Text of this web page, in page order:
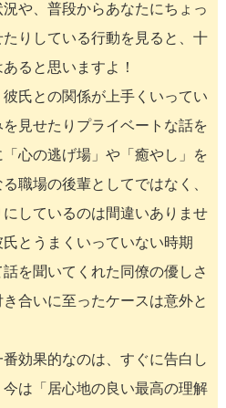
や、普段からあなたにちょっ
りしている行動を見ると、十
ると思いますよ！
氏との関係が上手くいってい
見せたりプライベートな話を
心の逃げ場」や「癒やし」を
職場の後輩としてではなく、
しているのは間違いありませ
とうまくいっていない時期
を聞いてくれた同僚の優しさ
合いに至ったケースは意外と
効果的なのは、すぐに告白し
は「居心地の良い最高の理解